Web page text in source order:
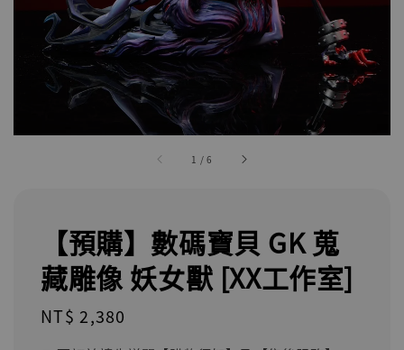
1 /6
【預購】數碼寶貝 GK 蒐
藏雕像 妖女獸 [XX工作室]
Regular
NT$ 2,380